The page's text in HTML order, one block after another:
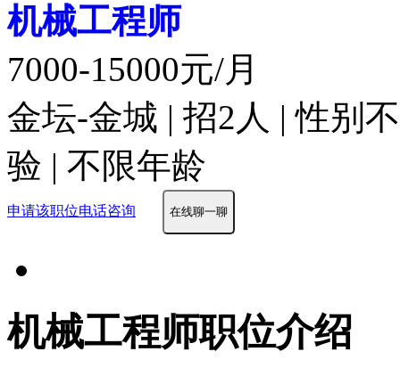
机械工程师
7000-15000元/月
金坛-金城 | 招2人 | 性别
验 | 不限年龄
申请该职位电话咨询 在线聊一聊
机械工程师职位介绍